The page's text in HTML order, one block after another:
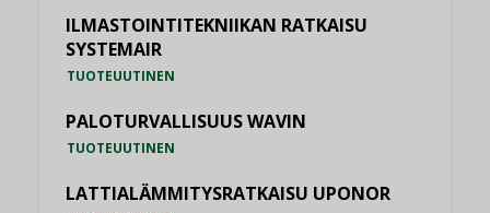
ILMASTOINTITEKNIIKAN RATKAISU
SYSTEMAIR
TUOTEUUTINEN
PALOTURVALLISUUS WAVIN
TUOTEUUTINEN
LATTIALÄMMITYSRATKAISU UPONOR